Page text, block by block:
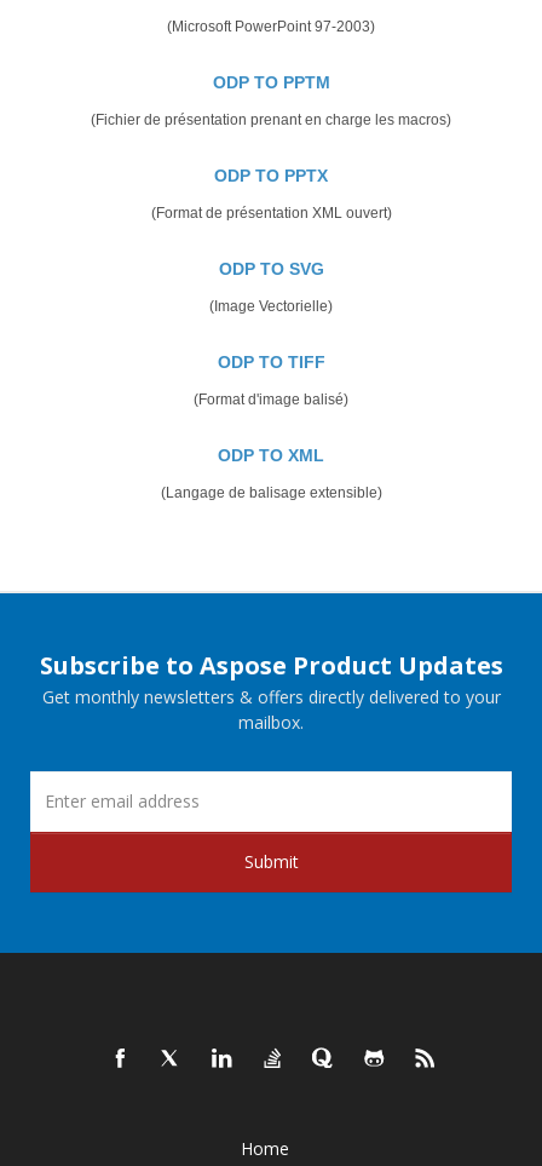
(Microsoft PowerPoint 97-2003)
ODP TO PPTM
(Fichier de présentation prenant en charge les macros)
ODP TO PPTX
(Format de présentation XML ouvert)
ODP TO SVG
(Image Vectorielle)
ODP TO TIFF
(Format d'image balisé)
ODP TO XML
(Langage de balisage extensible)
Subscribe to Aspose Product Updates
Get monthly newsletters & offers directly delivered to your
mailbox.
Submit
Home